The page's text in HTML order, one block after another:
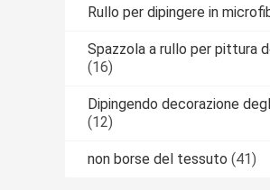
Rullo per dipingere in
Spazzola a rullo per pittura
(16)
Dipingendo decorazione
(12)
non borse del tessuto (41)